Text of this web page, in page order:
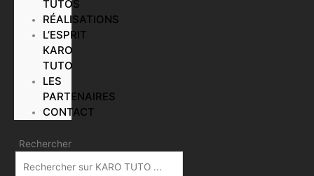
TUTOS
RÉALISATIONS
L’ESPRIT
KARO
TUTO
LES
PARTENAIRES
CONTACT
Rechercher